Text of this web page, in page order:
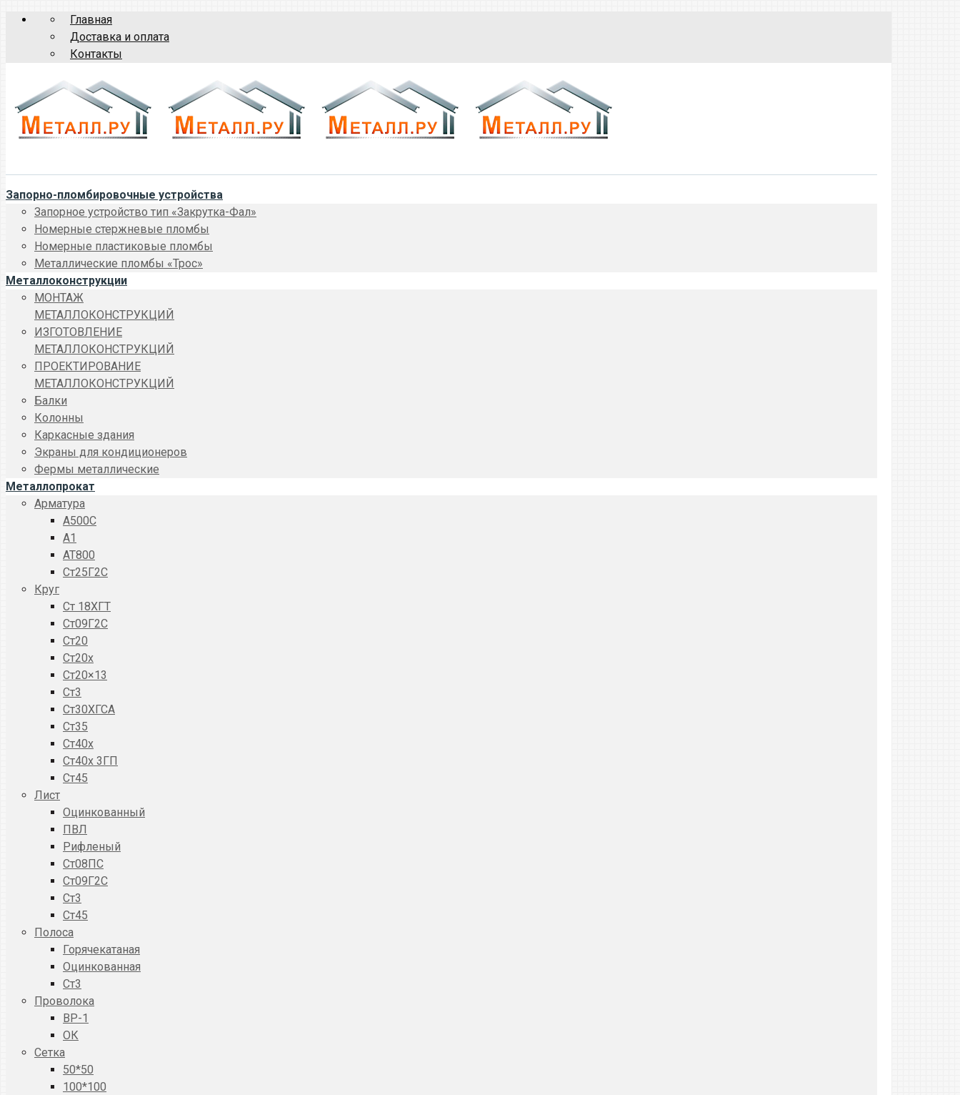
Главная
Доставка и оплата
Контакты
Запорно-пломбировочные устройства
Запорное устройство тип «Закрутка-Фал»
Номерные стержневые пломбы
Номерные пластиковые пломбы
Металлические пломбы «Трос»
Металлоконструкции
МОНТАЖ
МЕТАЛЛОКОНСТРУКЦИЙ
ИЗГОТОВЛЕНИЕ
МЕТАЛЛОКОНСТРУКЦИЙ
ПРОЕКТИРОВАНИЕ
МЕТАЛЛОКОНСТРУКЦИЙ
Балки
Колонны
Каркасные здания
Экраны для кондиционеров
Фермы металлические
Металлопрокат
Арматура
A500C
А1
АТ800
Ст25Г2С
Круг
Ст 18ХГТ
Ст09Г2С
Ст20
Ст20x
Ст20×13
Ст3
Ст30ХГСА
Ст35
Ст40х
Ст40х 3ГП
Ст45
Лист
Оцинкованный
ПВЛ
Рифленый
Ст08ПС
Ст09Г2С
Ст3
Ст45
Полоса
Горячекатаная
Оцинкованная
Ст3
Проволока
ВР-1
ОК
Сетка
50*50
100*100